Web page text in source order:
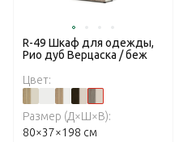
R-49 Шкаф для одежды,
Рио дуб Верцаска / беж
Цвет:
Размер (Д×Ш×В):
80×37×198 см